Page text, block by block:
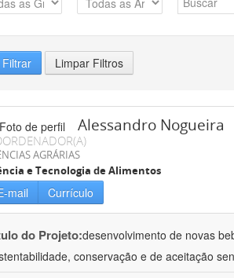
Filtrar Limpar Filtros
Alessandro Nogueira
AGRÁRIAS
e Tecnologia de Alimentos
mail Currículo
do Projeto:desenvolvimento de novas
conservação e de aceitação